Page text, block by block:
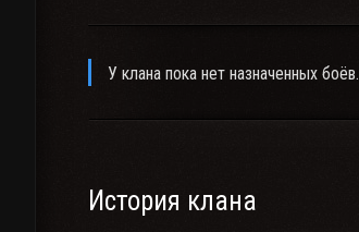
У клана пока нет назначенных боёв.
История клана